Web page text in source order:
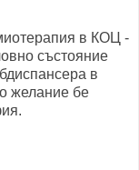
в КОЦ -
състояние
в
желание бе